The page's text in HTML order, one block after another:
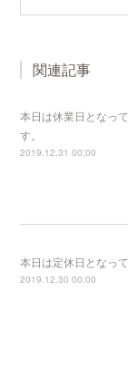
関連記事
本日は休業日となっ
す。
2019.12.31 00:00
本日は定休日となって
2019.12.30 00:00